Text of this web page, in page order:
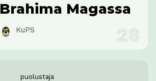
Brahima Magassa
KuPS
puolustaja